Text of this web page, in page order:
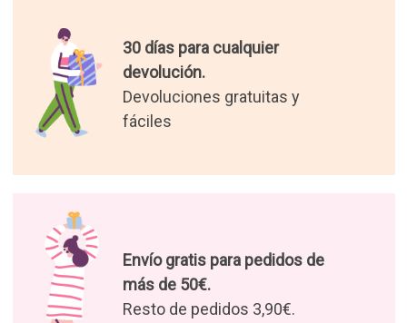
30 días para cualquier
devolución.
Devoluciones gratuitas y
fáciles
Envío gratis para pedidos de
más de 50€.
Resto de pedidos 3,90€.